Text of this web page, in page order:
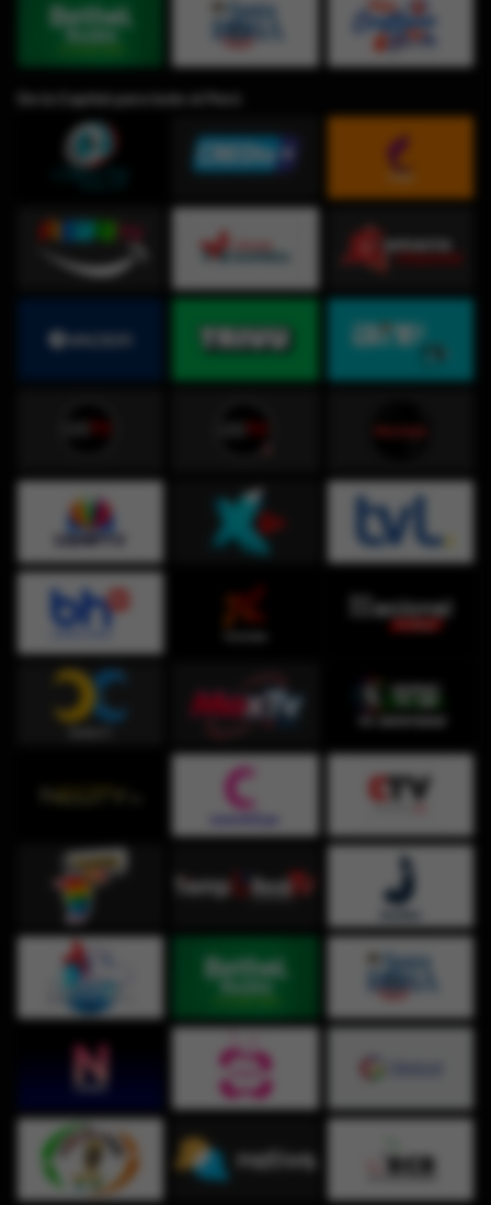
De la Capital para todo el Perú